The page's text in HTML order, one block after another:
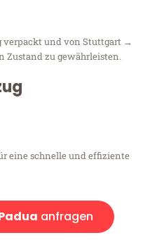
verpackt und von Stuttgart →
Zustand zu gewährleisten.
eine schnelle und effiziente
anfragen